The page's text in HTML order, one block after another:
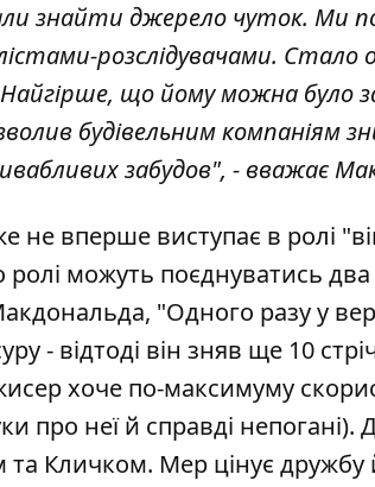
знайти джерело чуток. Ми
розслідувачами. Стало
Найгірше, що йому можна було
будівельним компаніям
забудов", - вважає
вперше виступає в ролі
ролі можуть поєднуватись
"Одного разу у
- відтоді він зняв ще 10
хоче по-максимуму
про неї й справді непогані).
Кличком. Мер цінує дружбу